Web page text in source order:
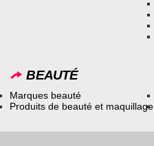
BEAUTÉ
Marques beauté
Produits de beauté et maquillage